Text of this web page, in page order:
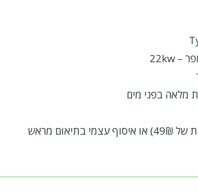
מראש